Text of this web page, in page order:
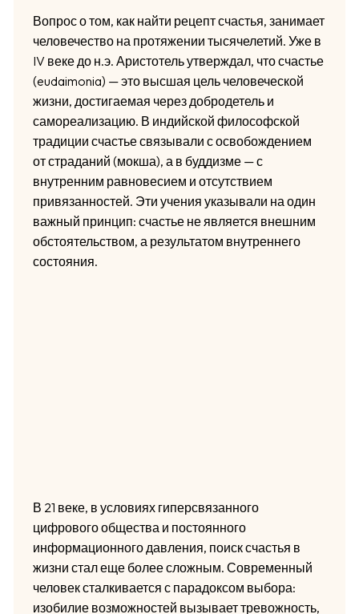
Вопрос о том, как найти рецепт счастья, занимает
человечество на протяжении тысячелетий. Уже в
IV веке до н.э. Аристотель утверждал, что счастье
(eudaimonia) — это высшая цель человеческой
жизни, достигаемая через добродетель и
самореализацию. В индийской философской
традиции счастье связывали с освобождением
от страданий (мокша), а в буддизме — с
внутренним равновесием и отсутствием
привязанностей. Эти учения указывали на один
важный принцип: счастье не является внешним
обстоятельством, а результатом внутреннего
состояния.
В 21 веке, в условиях гиперсвязанного
цифрового общества и постоянного
информационного давления, поиск счастья в
жизни стал еще более сложным. Современный
человек сталкивается с парадоксом выбора:
изобилие возможностей вызывает тревожность,